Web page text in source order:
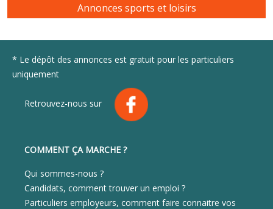
Annonces sports et loisirs
* Le dépôt des annonces est gratuit pour les particuliers
uniquement
Retrouvez-nous sur
COMMENT ÇA MARCHE ?
Qui sommes-nous ?
Candidats, comment trouver un emploi ?
Particuliers employeurs, comment faire connaitre vos